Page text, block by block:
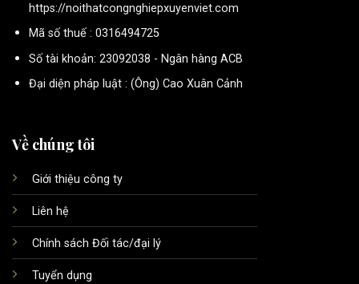
https://noithatcongnghiepxuyenviet.com
Mã số thuế : 0316494725
Số tài khoản: 23092038 - Ngân hàng ACB
Đại diện pháp luật : (Ông) Cao Xuân Cảnh
Về chúng tôi
Giới thiệu công ty
Liên hệ
Chính sách Đối tác/đại lý
Tuyển dụng